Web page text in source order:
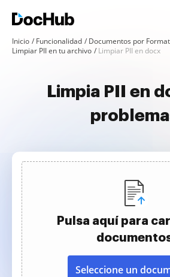
Inicio Funcionalidad
Documentos por
Limpiar PII en tu archivo
Limpiar PII en docx
Limpia PII en
Pulsa aquí para
Seleccione un